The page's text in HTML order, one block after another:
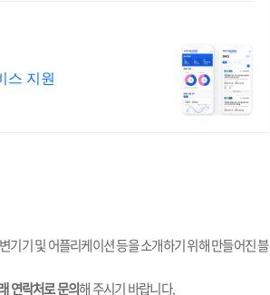
스 지원
기기 및 어플리케이션 등을 소개하기 위해 만들어진 블
연락처로 문의해 주시기 바랍니다.